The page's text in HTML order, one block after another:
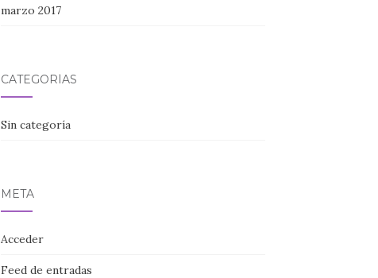
marzo 2017
CATEGORÍAS
Sin categoría
META
Acceder
Feed de entradas